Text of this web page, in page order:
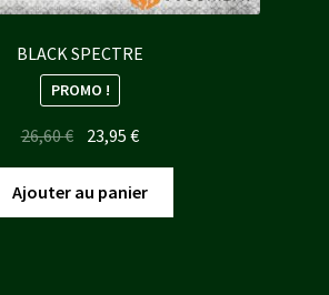
BLACK SPECTRE
PROMO !
26,60€ Le
prix
initial
était :
23,95€Le
prix
actuel
est :
Ajouter au panier